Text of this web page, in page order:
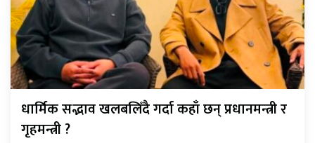
धार्मिक सद्भाव खलबलिँदै गर्दा कहाँ छन् प्रधानमन्त्री र
गृहमन्त्री ?